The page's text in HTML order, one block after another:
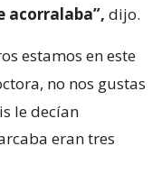
acorralaba”, dijo.
estamos en este
no nos gustas
le decían
eran tres